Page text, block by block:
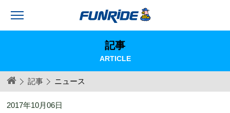
記事
ARTICLE
記事 ニュース
2017年10月06日